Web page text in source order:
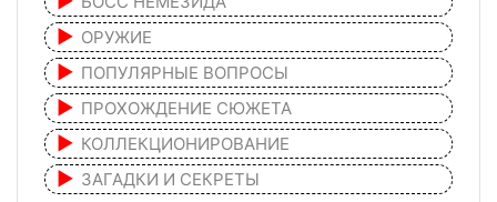
ОРУЖИЕ
ПОПУЛЯРНЫЕ ВОПРОСЫ
ПРОХОЖДЕНИЕ СЮЖЕТА
КОЛЛЕКЦИОНИРОВАНИЕ
ЗАГАДКИ И СЕКРЕТЫ